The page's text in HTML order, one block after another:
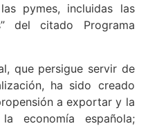
pymes, incluidas las
del citado Programa
que persigue servir de
ha sido creado
a exportar y la
economía española;